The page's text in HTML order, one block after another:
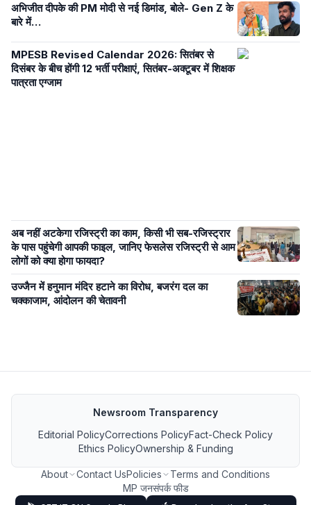
अभिजीत दीपके की PM मोदी से नई डिमांड, बोले- Gen Z के
बारे में…
MPESB Revised Calendar 2026: सितंबर से
दिसंबर के बीच होंगी 12 भर्ती परीक्षाएं, सितंबर-अक्टूबर में शिक्षक
पात्रता एग्जाम
अब नहीं अटकेगा रजिस्ट्री का काम, किसी भी सब-रजिस्ट्रार
के पास पहुंचेगी आपकी फाइल, जानिए फेसलेस रजिस्ट्री से आम
लोगों को क्या होगा फायदा?
उज्जैन में हनुमान मंदिर हटाने का विरोध, बजरंग दल का
चक्काजाम, आंदोलन की चेतावनी
Newsroom Transparency
Editorial PolicyCorrections PolicyFact-Check Policy
Ethics PolicyOwnership & Funding
About Contact UsPolicies
Terms and Conditions
MP जनसंपर्क फीड